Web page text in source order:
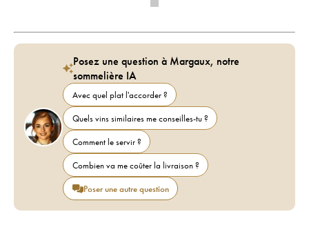
Posez une question à Margaux, notre
sommelière IA
Avec quel plat l'accorder ?
Quels vins similaires me conseilles-tu ?
Comment le servir ?
Combien va me coûter la livraison ?
Poser une autre question